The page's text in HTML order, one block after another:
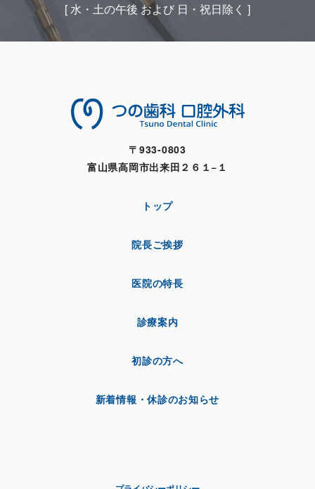
[ 水・土の午後 および 日・祝日除く ]
〒933-0803
富山県高岡市出来田２６１−１
トップ
院長ご挨拶
医院の特長
診療案内
初診の方へ
新着情報・休診のお知らせ